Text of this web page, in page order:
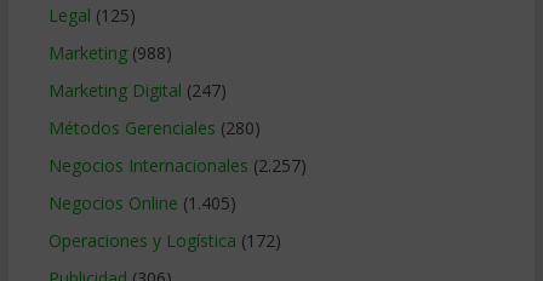
Legal (125)
Marketing(988)
Marketing Digital (247)
Métodos Gerenciales (280)
Negocios Internacionales (2.257)
Negocios Online (1.405)
Operaciones y Logística (172)